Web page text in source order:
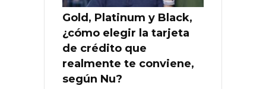
Gold, Platinum y Black,
¿cómo elegir la tarjeta
de crédito que
realmente te conviene,
según Nu?